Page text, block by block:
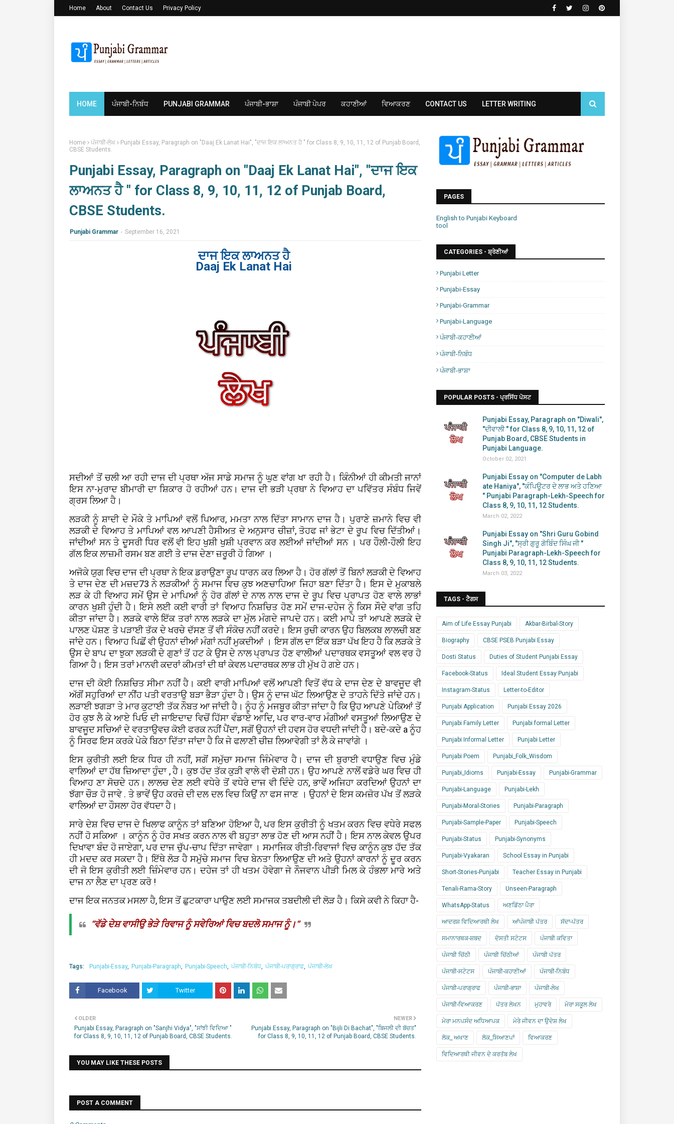
Home About Contact Us Privacy Policy
HOME ਪੰਜਾਬੀ-ਨਿਬੰਧ PUNJABI GRAMMAR ਪੰਜਾਬੀ-ਭਾਸ਼ਾ ਪੰਜਾਬੀ ਪੇਪਰ ਕਹਾਣੀਆਂ ਵਿਆਕਰਣ CONTACT US LETTER WRITING
Home ਪੰਜਾਬੀ-ਲੇਖ
Punjabi Essay, Paragraph on "Daaj Ek Lanat Hai", "ਦਾਜ ਇਕ ਲਾਅਨਤ ਹੈ " for Class 8, 9, 10, 11, 12 of Punjab Board,
CBSE Students.
Punjabi Essay, Paragraph on "Daaj Ek Lanat Hai", "ਦਾਜ ਇਕ
ਲਾਅਨਤ ਹੈ " for Class 8, 9, 10, 11, 12 of Punjab Board,
CBSE Students.
Punjabi Grammar - September 16, 2021
ਦਾਜ ਇਕ ਲਾਅਨਤ ਹੈ
Daaj Ek Lanat Hai
ਸਦੀਆਂ ਤੋਂ ਚਲੀ ਆ ਰਹੀ ਦਾਜ ਦੀ ਪ੍ਰਥਾ ਅੱਜ ਸਾਡੇ ਸਮਾਜ ਨੂੰ ਘੁਣ ਵਾਂਗ ਖਾ ਰਹੀ ਹੈ। ਕਿੰਨੀਆਂ ਹੀ ਕੀਮਤੀ ਜਾਨਾਂ
ਇਸ ਨਾ-ਮੁਰਾਦ ਬੀਮਾਰੀ ਦਾ ਸ਼ਿਕਾਰ ਹੋ ਰਹੀਆਂ ਹਨ। ਦਾਜ ਦੀ ਭੜੀ ਪ੍ਰਥਾ ਨੇ ਵਿਆਹ ਦਾ ਪਵਿੱਤਰ ਸੰਬੰਧ ਜਿਵੇਂ
ਗ੍ਰਸ ਲਿਆ ਹੈ।
ਲੜਕੀ ਨੂੰ ਸ਼ਾਦੀ ਦੇ ਮੌਕੇ ਤੇ ਮਾਪਿਆਂ ਵਲੋਂ ਪਿਆਰ, ਮਮਤਾ ਨਾਲ ਦਿੱਤਾ ਸਾਮਾਨ ਦਾਜ ਹੈ। ਪੁਰਾਣੇ ਜ਼ਮਾਨੇ ਵਿਚ ਵੀ
ਲੜਕੀ ਦੇ ਵਿਆਹ ਤੇ ਮਾਪਿਆਂ ਵਲ ਆਪਣੀ ਹੈਸੀਅਤ ਦੇ ਅਨੁਸਾਰ ਚੀਜ਼ਾਂ, ਤੋਹਫ ਜਾਂ ਭੇਟਾ ਦੇ ਰੂਪ ਵਿਚ ਦਿੱਤੀਆਂ।
ਜਾਂਦੀਆਂ ਸਨ ਤੇ ਦੂਸਰੀ ਧਿਰ ਵਲੋਂ ਵੀ ਇਹ ਖੁਸ਼ੀ ਖੁਸ਼ੀ ਪ੍ਰਵਾਨ ਕਰ ਲਈਆਂ ਜਾਂਦੀਆਂ ਸਨ । ਪਰ ਹੌਲੀ-ਹੌਲੀ ਇਹ
ਗੱਲ ਇਕ ਲਾਜ਼ਮੀ ਰਸਮ ਬਣ ਗਈ ਤੇ ਦਾਜ ਦੇਣਾ ਜ਼ਰੂਰੀ ਹੋ ਗਿਆ ।
ਅਜੋਕੇ ਯੁਗ ਵਿਚ ਦਾਜ ਦੀ ਪ੍ਰਥਾ ਨੇ ਇਕ ਡਰਾਉਣਾ ਰੂਪ ਧਾਰਨ ਕਰ ਲਿਆ ਹੈ। ਹੋਰ ਗੱਲਾਂ ਤੋਂ ਬਿਨਾਂ ਲੜਕੀ ਦੇ ਵਿਆਹ
ਤੇ ਦਾਜ ਦੇਣ ਦੀ ਮਜ਼ਦ73 ਨੇ ਲੜਕੀਆਂ ਨੂੰ ਸਮਾਜ ਵਿਚ ਕੁਝ ਅਣਚਾਹਿਆ ਜਿਹਾ ਬਣਾ ਦਿੱਤਾ ਹੈ। ਇਸ ਦੇ ਮੁਕਾਬਲੇ
ਲੜ ਕੇ ਹੀ ਵਿਆਹ ਸਮੇਂ ਉਸ ਦੇ ਮਾਪਿਆਂ ਨੂੰ ਹੋਰ ਗੱਲਾਂ ਦੇ ਨਾਲ ਨਾਲ ਦਾਜ ਦੇ ਰੂਪ ਵਿਚ ਪ੍ਰਾਪਤ ਹੋਣ ਵਾਲੇ ਲਾਭਾਂ
ਕਾਰਨ ਖੁਸ਼ੀ ਹੁੰਦੀ ਹੈ। ਇਸੇ ਲਈ ਕਈ ਵਾਰੀ ਤਾਂ ਵਿਆਹ ਨਿਸ਼ਚਿਤ ਹੋਣ ਸਮੇਂ ਦਾਜ-ਦਹੇਜ ਨੂੰ ਕਿਸ ਸੌਦੇ ਵਾਂਗ ਤਹਿ
ਕੀਤਾ ਜਾਂਦਾ ਹੈ। ਲੜਕੇ ਵਾਲੇ ਇੱਕ ਤਰਾਂ ਨਾਲ ਲੜਕੇ ਦਾ ਮੁੱਲ ਮੰਗਦੇ ਜਾਪਦੇ ਹਨ। ਕਈ ਮਾਪੇ ਤਾਂ ਆਪਣੇ ਲੜਕੇ ਦੇ
ਪਾਲਣ ਪੋਸ਼ਣ ਤੇ ਪੜਾਈ ਤੱਕ ਦੇ ਖਰਚੇ ਦੱਸਣ ਤੋਂ ਵੀ ਸੰਕੋਚ ਨਹੀਂ ਕਰਦੇ। ਇਸ ਰੁਚੀ ਕਾਰਨ ਉਹ ਬਿਲਕਬ ਲਾਲਚੀ ਬਣ
ਜਾਂਦੇ ਹਨ। ਵਿਆਹ ਪਿਛੋਂ ਵੀ ਉਹਨਾਂ ਦੀਆਂ ਮੰਗਾਂ ਨਹੀਂ ਮੁਕਦੀਆਂ । ਇਸ ਗੱਲ ਦਾ ਇੱਕ ਬੜਾ ਪੱਖ ਇਹ ਹੈ ਕਿ ਲੜਕੇ ਤੇ
ਉਸ ਦੇ ਬਾਪ ਦਾ ਝੁਕਾ ਲੜਕੀ ਦੇ ਗੁਣਾਂ ਤੋਂ ਹਟ ਕੇ ਉਸ ਦੇ ਨਾਲ ਪ੍ਰਾਪਤ ਹੋਣ ਵਾਲੀਆਂ ਪਦਾਰਥਕ ਵਸਤੂਆਂ ਵਲ ਵਰ ਹੋ
ਗਿਆ ਹੈ। ਇਸ ਤਰਾਂ ਮਾਨਵੀ ਕਦਰਾਂ ਕੀਮਤਾਂ ਦੀ ਥਾਂ ਕੇਵਲ ਪਦਾਰਥਕ ਲਾਭ ਹੀ ਮੁੱਖ ਹੋ ਗਏ ਹਨ।
ਦਾਜ ਦੀ ਕੋਈ ਨਿਸ਼ਚਿਤ ਸੀਮਾ ਨਹੀਂ ਹੈ। ਕਈ ਵਾਰੀ ਮਾਪਿਆਂ ਵਲੋਂ ਆਪਣੀ ਵਿਤੋਂ ਵੱਧ ਕੇ ਦਾਜ ਦੇਣ ਦੇ ਬਾਵਜੂਦ ਵੀ
ਅੱਗੋਂ ਸਹੁਰਿਆਂ ਦਾ ਨੀਂਹ ਪਤੀ ਵਰਤਾਉ ਬੜਾ ਭੈੜਾ ਹੁੰਦਾ ਹੈ। ਉਸ ਨੂੰ ਦਾਜ ਘੱਟ ਲਿਆਉਣ ਦੇ ਤਾਹਨੇ ਦਿੱਤੇ ਜਾਂਦੇ ਹਨ।
ਲੜਾਈ ਝਗੜਾ ਤੇ ਮਾਰ ਕੁਟਾਈ ਤੱਕ ਨੌਬਤ ਆ ਜਾਂਦੀ ਹੈ। ਨੂੰਹ ਨੂੰ ਮਜਬੂਰ ਕੀਤਾ ਜਾਂਦਾ ਹੈ ਕਿ ਉਹ ਆਪਣੇ ਪੇਕਿਆਂ ਤੋਂ
ਹੋਰ ਕੁਝ ਲੈ ਕੇ ਆਏ ਪਿਓ ਦੀ ਜਾਇਦਾਦ ਵਿਚੋਂ ਹਿੱਸਾ ਵੰਡਾਏ ਆਦਿ, ਪਰ ਵਾਰ-ਵਾਰ ਮੰਗੀਆਂ ਵਸਤੂਆਂ ਲਿਆਉਣ ਦੇ
ਬਾਵਜੂਦ ਸਚਿਆਂ ਦੇ ਵਰਤਾਉਵਚ ਕੋਈ ਫਰਕ ਨਹੀਂ ਪੈਂਦਾ, ਸਗੋਂ ਉਹਨਾਂ ਦੀ ਹਵਸ ਹੋਰ ਵਧਦੀ ਜਾਂਦੀ ਹੈ। ਬਦੇ-ਕਦੇ a ਨੂੰਹ
ਨੂੰ ਸਿਰਫ ਇਸ ਕਰਕੇ ਪੇਕੇ ਬਿਠਾ ਦਿੱਤਾ ਜਾਂਦਾ ਹੈ ਕਿ ਜੇ ਫਲਾਣੀ ਚੀਜ਼ ਲਿਆਵੇਗੀ ਤਾਂ ਲੈ ਕੇ ਜਾਵਾਂਗੇ ।
ਇਸ ਕੁਰੀਤੀ ਲਈ ਇਕ ਧਿਰ ਹੀ ਨਹੀਂ, ਸਗੋਂ ਸਮੁੱਚਾ ਸਮਾਜ ਜਿੰਮੇਵਾਰ ਹੈ। ਦਾਜ ਦੀ ਬੁਰਾਈ ਵਧਾਉਣ ਵਿਚ ਮੁੰਡੇ
ਵਾਲਿਆਂ ਦਾ ਹੱਥ ਜ਼ਿਆਦਾ ਹੁੰਦਾ , ਹੈ। ਕੁਝ ਹੱਦ ਤੱਕ ਕੁੜੀ ਵਾਲੇ ਵੀ ਦੋਸ਼ੀ ਹਨ। ਉਹ ਆਪਣੇ ਨਾਲੋਂ ਵਡੇਰੇ ਘਰ ਵਿਚ ਹੀ
ਵਿਆਹ ਣਾ ਸੋਚਦੇ ਹਨ। ਲਾਲਚ ਦੇਣ ਲਈ ਵਧੇਰੇ ਤੋਂ ਵਧੇਰੇ ਦਾਜ ਵੀ ਦਿੰਦੇ ਹਨ, ਭਾਵੇਂ ਅਜਿਹਾ ਕਰਦਿਆਂ ਉਹਨਾਂ ਦਾ
ਝੱਗਾ ਚੌੜ ਹੋ ਜਾਵੇ . ਤੇ ਭਾਵੇਂ ਉਹ ਕਰਜ਼ੇ ਦੀ ਦਲ ਦਲ ਵਿਚ ਕਿਉਂ ਨਾ ਫਸ ਜਾਣ । ਉਹਨਾਂ ਦੇ ਇਸ ਕਮਜ਼ੋਰ ਪੱਖ ਤੋਂ ਲੜਕੇ
ਵਾਲਿਆਂ ਦਾ ਹੌਸਲਾ ਹੋਰ ਵੱਧਦਾ ਹੈ।
ਸਾਰੇ ਦੇਸ਼ ਵਿਚ ਦਾਜ ਦੇ ਖਿਲਾਫ ਕਾਨੂੰਨ ਤਾਂ ਬਣਿਆ ਹੋਇਆ ਹੈ, ਪਰ ਇਸ ਕੁਰੀਤੀ ਨੂੰ ਖਤਮ ਕਰਨ ਵਿਚ ਵਧੇਰੇ ਸਫਲ
ਨਹੀਂ ਹੋ ਸਕਿਆ । ਕਾਨੂੰਨ ਨੂੰ ਹੋਰ ਸਖਤ ਕਰਨ ਨਾਲ ਵੀ ਬਹੁਤਾ ਲਾਭ ਹੋਣ ਦੀ ਆਸ ਨਹੀਂ ਹੈ। ਇਸ ਨਾਲ ਕੇਵਲ ਉਪਰ
ਦਿਖਾਵਾ ਬੰਦ ਹੋ ਜਾਏਗਾ, ਪਰ ਦਾਜ ਚੁੱਪ-ਚਾਪ ਦਿੱਤਾ ਜਾਵੇਗਾ । ਸਮਾਜਿਕ ਰੀਤੀ-ਰਿਵਾਜਾਂ ਵਿਚ ਕਾਨੂੰਨ ਕੁਝ ਹੱਦ ਤੱਕ
ਹੀ ਮਦਦ ਕਰ ਸਕਦਾ ਹੈ। ਇੱਥੇ ਲੋੜ ਹੈ ਸਮੁੱਚੇ ਸਮਾਜ ਵਿਚ ਬੇਨਤਾ ਲਿਆਉਣ ਦੀ ਅਤੇ ਉਹਨਾਂ ਕਾਰਨਾਂ ਨੂੰ ਦੂਰ ਕਰਨ
ਦੀ ਜੋ ਇਸ ਕੁਰੀਤੀ ਲਈ ਜ਼ਿੰਮੇਵਾਰ ਹਨ। ਦਹੇਜ ਤਾਂ ਹੀ ਖਤਮ ਹੋਵੇਗਾ ਜੇ ਨੌਜਵਾਨ ਪੀੜੀ ਮਿਲ ਕੇ ਹੰਭਲਾ ਮਾਰੇ ਅਤੇ
ਦਾਜ ਨਾ ਲੈਣ ਦਾ ਪ੍ਰਣ ਕਰੋ !
ਦਾਜ ਇਕ ਜਨਤਕ ਮਸਲਾ ਹੈ, ਇਸ ਤੋਂ ਛੁਟਕਾਰਾ ਪਾਉਣ ਲਈ ਸਮਾਜਕ ਤਬਦੀਲੀ ਦੀ ਲੋੜ ਹੈ। ਕਿਸੇ ਕਵੀ ਨੇ ਕਿਹਾ ਹੈ-
“ਵੱਡੇ ਦੇਸ਼ ਵਾਸੀਉ ਭੇੜੇ ਰਿਵਾਜ ਨੂੰ ਸਵੇਰਿਆਂ ਵਿਚ ਬਦਲੋ ਸਮਾਜ ਨੂੰ।“
Tags: Punjabi-Essay Punjabi-Paragraph Punjabi-Speech ਪੰਜਾਬੀ-ਨਿਬੰਧ ਪੰਜਾਬੀ-ਪਰਾਗ੍ਰਾਫ ਪੰਜਾਬੀ-ਲੇਖ
Facebook Twitter
NEWER
Punjabi Essay, Paragraph on "Bijli Di Bachat", "ਬਿਜਲੀ ਦੀ ਬੱਚਤ"
for Class 8, 9, 10, 11, 12 of Punjab Board, CBSE Students.
OLDER
Punjabi Essay, Paragraph on "Sanjhi Vidya", "ਸਾਂਝੀ ਵਿਦਿਆ "
for Class 8, 9, 10, 11, 12 of Punjab Board, CBSE Students.
YOU MAY LIKE THESE POSTS
POST A COMMENT
PAGES
English to Punjabi Keyboard
tool
CATEGORIES - ਸ਼੍ਰੇਣੀਆਂ
Punjabi Letter
Punjabi-Essay
Punjabi-Grammar
Punjabi-Language
ਪੰਜਾਬੀ-ਕਹਾਣੀਆਂ
ਪੰਜਾਬੀ-ਨਿਬੰਧ
ਪੰਜਾਬੀ-ਭਾਸ਼ਾ
POPULAR POSTS - ਪ੍ਰਸਿੱਧ ਪੋਸਟ
Punjabi Essay, Paragraph on "Diwali",
"ਦੀਵਾਲੀ " for Class 8, 9, 10, 11, 12 of
Punjab Board, CBSE Students in
Punjabi Language.
October 02, 2021
Punjabi Essay on "Computer de Labh
ate Haniya", "ਕੰਪਿਊਟਰ ਦੇ ਲਾਭ ਅਤੇ ਹਣਿਆ
" Punjabi Paragraph-Lekh-Speech for
Class 8, 9, 10, 11, 12 Students.
March 02, 2022
Punjabi Essay on "Shri Guru Gobind
Singh Ji", "ਸ੍ਰੀ ਗੁਰੂ ਗੋਬਿੰਦ ਸਿੰਘ ਜੀ "
Punjabi Paragraph-Lekh-Speech for
Class 8, 9, 10, 11, 12 Students.
March 03, 2022
TAGS - ਟੈਗਸ
Aim of Life Essay Punjabi Akbar-Birbal-Story
Biography CBSE PSEB Punjabi Essay
Dosti Status Duties of Student Punjabi Essay
Facebook-Status Ideal Student Essay Punjabi
Instagram-Status Letter-to-Editor
Punjabi Application Punjabi Essay 2026
Punjabi Family Letter Punjabi formal Letter
Punjabi Informal Letter Punjabi Letter
Punjabi Poem Punjabi_Folk_Wisdom
Punjabi_Idioms Punjabi-Essay Punjabi-Grammar
Punjabi-Language Punjabi-Lekh
Punjabi-Moral-Stories Punjabi-Paragraph
Punjabi-Sample-Paper Punjabi-Speech
Punjabi-Status Punjabi-Synonyms
Punjabi-Vyakaran School Essay in Punjabi
Short-Stories-Punjabi Teacher Essay in Punjabi
Tenali-Rama-Story Unseen-Paragraph
WhatsApp-Status ਅਣਡਿੱਠਾ ਪੈਰਾ
ਆਦਰਸ਼ ਵਿਦਿਆਰਥੀ ਲੇਖ ਆਂਪੰਜਾਬੀ ਪੱਤਰ ਸੱਦਾ-ਪੱਤਰ
ਸਮਾਨਾਰਥਕ-ਸ਼ਬਦ ਦੋਸਤੀ ਸਟੇਟਸ ਪੰਜਾਬੀ ਕਵਿਤਾ
ਪੰਜਾਬੀ ਚਿੱਠੀ ਪੰਜਾਬੀ ਚਿੱਠੀਆਂ ਪੰਜਾਬੀ ਪੱਤਰ
ਪੰਜਾਬੀ-ਸਟੇਟਸ ਪੰਜਾਬੀ-ਕਹਾਣੀਆਂ ਪੰਜਾਬੀ-ਨਿਬੰਧ
ਪੰਜਾਬੀ-ਪਰਾਗ੍ਰਾਫ ਪੰਜਾਬੀ-ਭਾਸ਼ਾ ਪੰਜਾਬੀ-ਲੇਖ
ਪੰਜਾਬੀ-ਵਿਆਕਰਣ ਪੱਤਰ ਲੇਖਨ ਮੁਹਾਵਰੇ ਮੇਰਾ ਸਕੂਲ ਲੇਖ
ਮੇਰਾ ਮਨਪਸੰਦ ਅਧਿਆਪਕ ਮੇਰੇ ਜੀਵਨ ਦਾ ਉਦੇਸ਼ ਲੇਖ
ਲੋਕ_ ਅਖਾਣ ਲੋਕ_ਸਿਆਣਪਾਂ ਵਿਆਕਰਣ
ਵਿਦਿਆਰਥੀ ਜੀਵਨ ਦੇ ਕਰਤੱਬ ਲੇਖ